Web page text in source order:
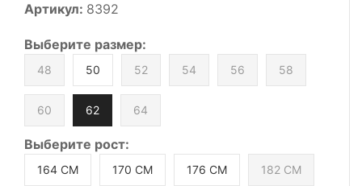
Артикул: 8392
Выберите размер:
48 50 52 54 56 58
60 62 64
Выберите рост:
164 СМ 170 СМ 176 СМ 182 СМ